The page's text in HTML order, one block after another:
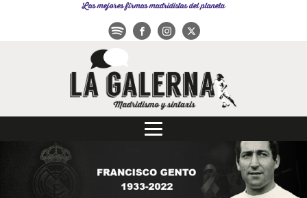
Las mejores firmas madridistas del planeta